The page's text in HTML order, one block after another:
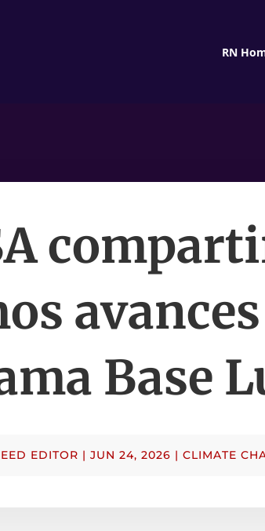
RN
Base
EDITOR | JUN 24, 2026 | CLIMATE